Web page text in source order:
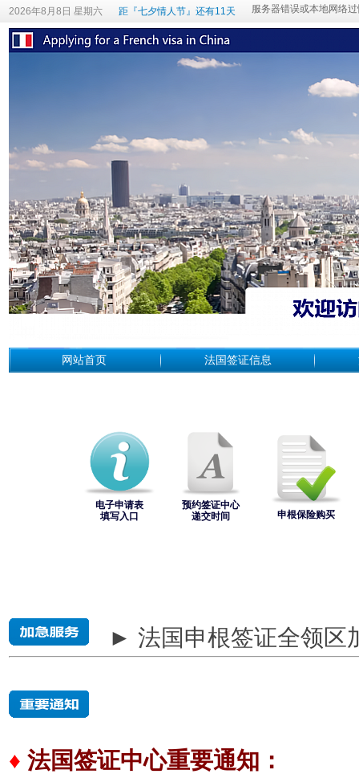
2026年8月8日 星期六 距『七夕情人节』还有11天
网站首页 法国签证信息
电子申请表
填写入口
预约签证中心
递交时间
申根保险购买
► 法国申根签证全领区
♦ 法国签证中心重要通知：